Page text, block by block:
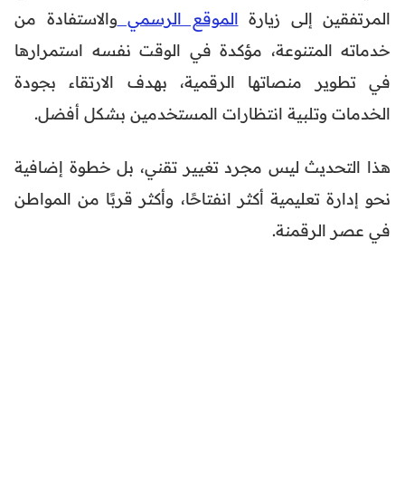
المرتفقين إلى زيارة الموقع الرسمي والاستفادة من
خدماته المتنوعة، مؤكدة في الوقت نفسه استمرارها
في تطوير منصاتها الرقمية، بهدف الارتقاء بجودة
الخدمات وتلبية انتظارات المستخدمين بشكل أفضل.
هذا التحديث ليس مجرد تغيير تقني، بل خطوة إضافية
نحو إدارة تعليمية أكثر انفتاحًا، وأكثر قربًا من المواطن
في عصر الرقمنة.